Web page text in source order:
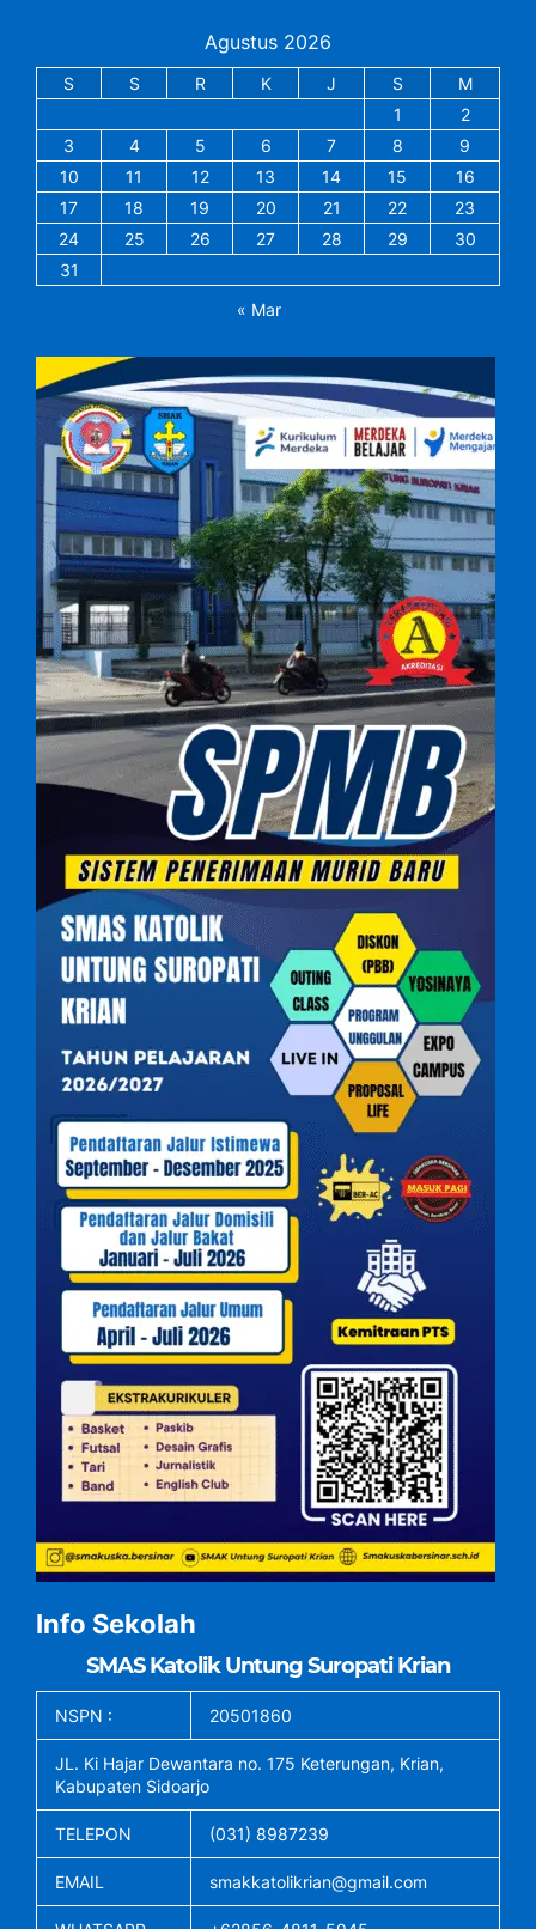
Agustus 2026
S S R K J S
M
1
2
3
4 5 6 7 8
9
10
11 12 13 14 15
16
17
18 19 20 21 22
23
24
25 26 27 28 29
30
31
« Mar
Info Sekolah
SMAS Katolik Untung Suropati Krian
NSPN : 20501860
JL. Ki Hajar Dewantara no. 175 Keterungan, Krian,
Kabupaten Sidoarjo
TELEPON (031) 8987239
EMAIL smakkatolikrian@gmail.com